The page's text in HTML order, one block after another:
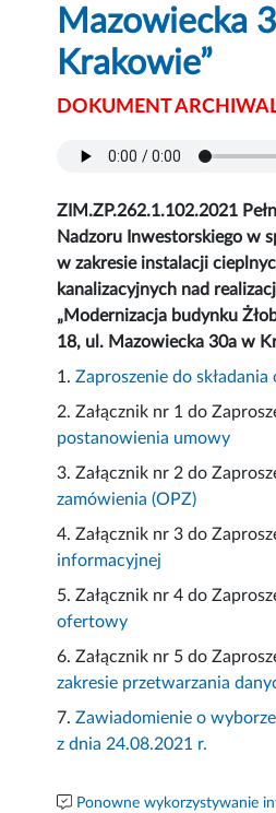
Mazowiecka
Krakowie”
DOKUMENT
ZIM.ZP.262.1.102.2021
Nadzoru Inwestorskiego w
w zakresie instalacji
kanalizacyjnych nad
„Modernizacja budynku
18, ul. Mazowiecka 30a w
1.Zaproszenie do składania
2. Załącznik nr 1 do
postanowienia umowy
3. Załącznik nr 2 do
zamówienia (OPZ)
4. Załącznik nr 3 do
informacyjnej
5. Załącznik nr 4 do
ofertowy
6. Załącznik nr 5 do
zakresie przetwarzania
7.Zawiadomienie o
z dnia 24.08.2021 r.
Ponowne wykorzystywanie